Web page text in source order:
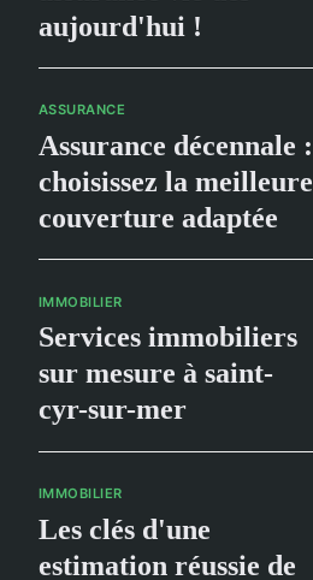
aujourd'hui !
ASSURANCE
Assurance décennale :
choisissez la meilleure
couverture adaptée
IMMOBILIER
Services immobiliers
sur mesure à saint-
cyr-sur-mer
IMMOBILIER
Les clés d'une
estimation réussie de